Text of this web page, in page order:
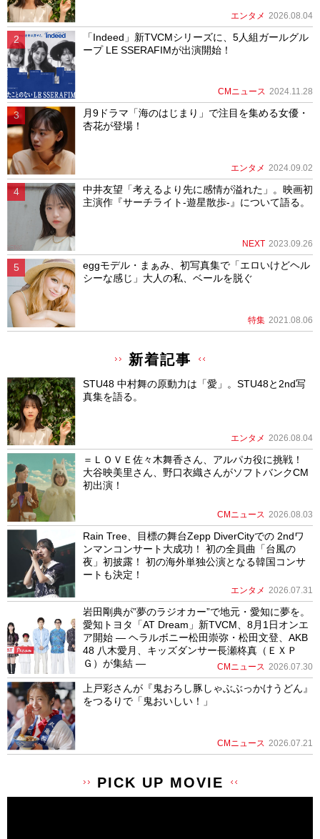
エンタメ 2026.08.04
「Indeed」新TVCMシリーズに、5人組ガールグル
ープ LE SSERAFIMが出演開始！
CMニュース 2024.11.28
月9ドラマ「海のはじまり」で注目を集める女優・
杏花が登場！
エンタメ 2024.09.02
中井友望「考えるより先に感情が溢れた」。映画初
主演作『サーチライト-遊星散歩-』について語る。
NEXT 2023.09.26
eggモデル・まぁみ、初写真集で「エロいけどヘル
シーな感じ」大人の私、ベールを脱ぐ
特集 2021.08.06
新着記事
STU48 中村舞の原動力は「愛」。STU48と2nd写
真集を語る。
エンタメ 2026.08.04
＝ＬＯＶＥ佐々木舞香さん、アルパカ役に挑戦！
大谷映美里さん、野口衣織さんがソフトバンクCM
初出演！
CMニュース 2026.08.03
Rain Tree、目標の舞台Zepp DiverCityでの 2ndワ
ンマンコンサート大成功！ 初の全員曲「台風の
夜」初披露！ 初の海外単独公演となる韓国コンサ
ートも決定！
エンタメ 2026.07.31
岩田剛典が”夢のラジオカー”で地元・愛知に夢を。
愛知トヨタ「AT Dream」新TVCM、8月1日オンエ
ア開始 ― ヘラルボニー松田崇弥・松田文登、AKB
48 八木愛月、キッズダンサー長瀬柊真（ＥＸＰ
Ｇ）が集結 ―
CMニュース 2026.07.30
上戸彩さんが『鬼おろし豚しゃぶぶっかけうどん』
をつるりで「鬼おいしい！」
CMニュース 2026.07.21
PICK UP MOVIE